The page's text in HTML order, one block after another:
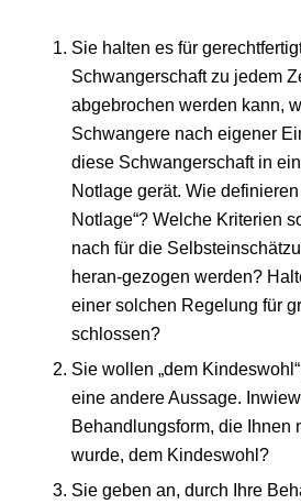
Sie halten es für
Schwangerschaft zu jedem
abgebrochen werden kann,
Schwangere nach eigener
diese Schwangerschaft in
Notlage gerät. Wie
Notlage“? Welche Kriterien
nach für die
heran-gezogen werden?
einer solchen Regelung für
schlossen?
Sie wollen „dem
eine andere Aussage.
Behandlungsform, die Ihnen
wurde, dem Kindeswohl?
Sie geben an, durch Ihre